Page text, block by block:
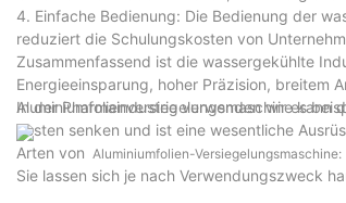
4. Einfache Bedienung: Die Bedienung der
reduziert die Schulungskosten von
Zusammenfassend ist die wassergekühlte
Energieeinsparung, hoher Präzision, breitem
Aluminiumfolienversiegelungsmaschine
Kosten senken und ist eine wesentliche
In der Pharmaindustrie verwenden wir es
Arten von Aluminiumfolien-Versiegelungsmaschine:
Sie lassen sich je nach Verwendungszweck